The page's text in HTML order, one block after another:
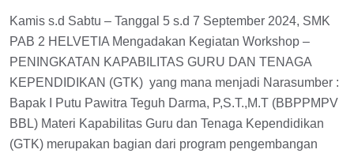
Kamis s.d Sabtu – Tanggal 5 s.d 7 September 2024, SMK
PAB 2 HELVETIA Mengadakan Kegiatan Workshop –
PENINGKATAN KAPABILITAS GURU DAN TENAGA
KEPENDIDIKAN (GTK) yang mana menjadi Narasumber :
Bapak I Putu Pawitra Teguh Darma, P,S.T.,M.T (BBPPMPV
BBL) Materi Kapabilitas Guru dan Tenaga Kependidikan
(GTK) merupakan bagian dari program pengembangan